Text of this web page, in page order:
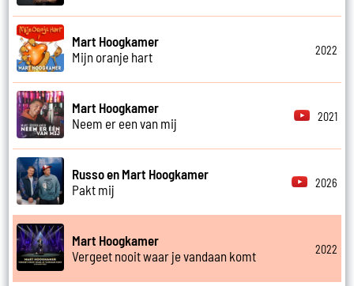
Mart Hoogkamer
Mijn oranje hart
2022
Mart Hoogkamer
Neem er een van mij
2021
Russo en Mart Hoogkamer
Pakt mij
2026
Mart Hoogkamer
Vergeet nooit waar je vandaan komt
2022